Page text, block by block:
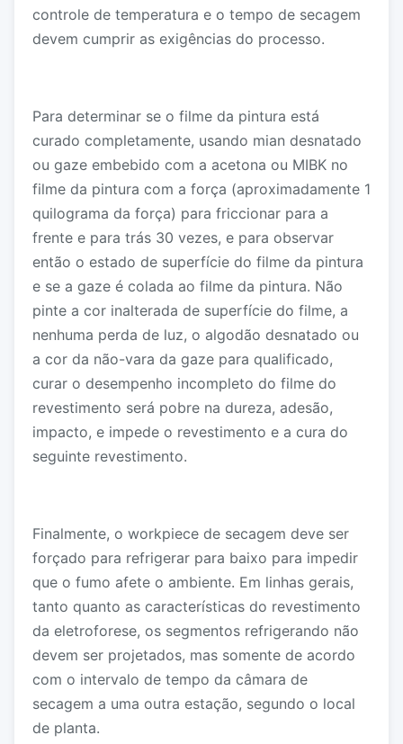
controle de temperatura e o tempo de secagem
devem cumprir as exigências do processo.
Para determinar se o filme da pintura está
curado completamente, usando mian desnatado
ou gaze embebido com a acetona ou MIBK no
filme da pintura com a força (aproximadamente 1
quilograma da força) para friccionar para a
frente e para trás 30 vezes, e para observar
então o estado de superfície do filme da pintura
e se a gaze é colada ao filme da pintura. Não
pinte a cor inalterada de superfície do filme, a
nenhuma perda de luz, o algodão desnatado ou
a cor da não-vara da gaze para qualificado,
curar o desempenho incompleto do filme do
revestimento será pobre na dureza, adesão,
impacto, e impede o revestimento e a cura do
seguinte revestimento.
Finalmente, o workpiece de secagem deve ser
forçado para refrigerar para baixo para impedir
que o fumo afete o ambiente. Em linhas gerais,
tanto quanto as características do revestimento
da eletroforese, os segmentos refrigerando não
devem ser projetados, mas somente de acordo
com o intervalo de tempo da câmara de
secagem a uma outra estação, segundo o local
de planta.